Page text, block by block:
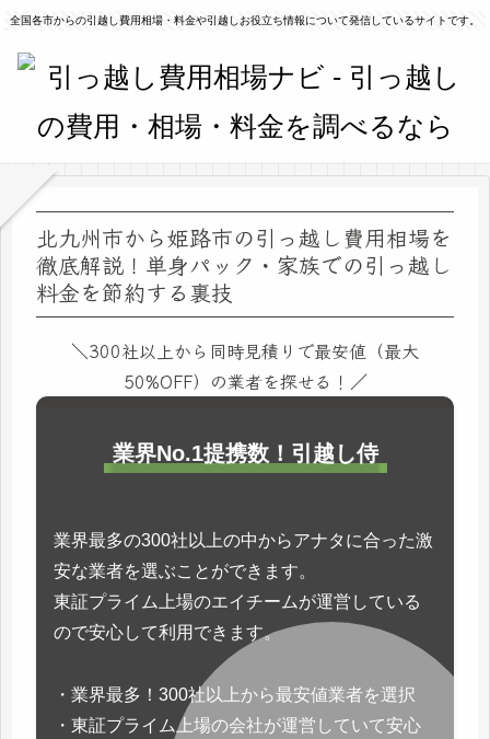
全国各市からの引越し費用相場・料金や引越しお役立ち情報について発信しているサイトです。
北九州市から姫路市の引っ越し費用相場を
徹底解説！単身パック・家族での引っ越し
料金を節約する裏技
＼300社以上から同時見積りで最安値（最大
50%OFF）の業者を探せる！／
業界No.1提携数！引越し侍
業界最多の300社以上の中からアナタに合った激
安な業者を選ぶことができます。
東証プライム上場のエイチームが運営している
ので安心して利用できます。
・業界最多！300社以上から最安値業者を選択
・東証プライム上場の会社が運営していて安心